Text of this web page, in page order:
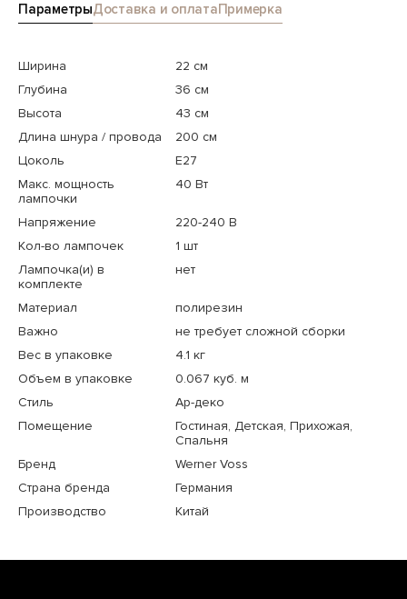
ПараметрыДоставка и оплатаПримерка
Ширина
22 см
Глубина
36 см
Высота
43 см
Длина шнура / провода
200 см
Цоколь
E27
Макс. мощность
лампочки
40 Вт
Напряжение
220-240 В
Кол-во лампочек
1 шт
Лампочка(и) в
комплекте
нет
Материал
полирезин
Важно
не требует сложной сборки
Вес в упаковке
4.1 кг
Объем в упаковке
0.067 куб. м
Стиль
Ар-деко
Помещение
Гостиная, Детская, Прихожая,
Спальня
Бренд
Werner Voss
Страна бренда
Германия
Производство
Китай